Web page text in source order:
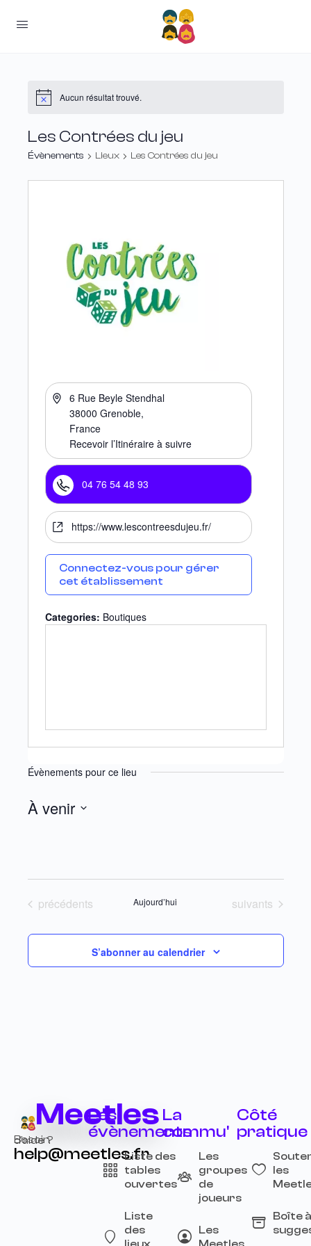
Aucun résultat trouvé.
Les Contrées du jeu
Évènements Lieux Les Contrées du jeu
6 Rue Beyle Stendhal
38000 Grenoble,
France
Recevoir l’Itinéraire à suivre
04 76 54 48 93
https://www.lescontreesdujeu.fr/
Connectez-vous pour gérer
cet établissement
Categories: Boutiques
Évènements pour ce lieu
À venir
Évènements
précédents Aujourd’hui Évènements
suivants
S’abonner au calendrier
Meetles
Besoin d’aide ?
help@meetles.fr
Les
évènements
Liste des
tables
ouvertes
Liste
des
La
commu'
Les
groupes
de
joueurs
Les
Côté
pratique
les
Boîte à